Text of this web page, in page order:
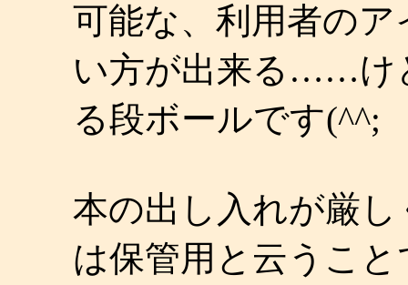
可能な、利用者の
い方が出来る……け
る段ボールです(^^;
本の出し入れが厳
は保管用と云うこ